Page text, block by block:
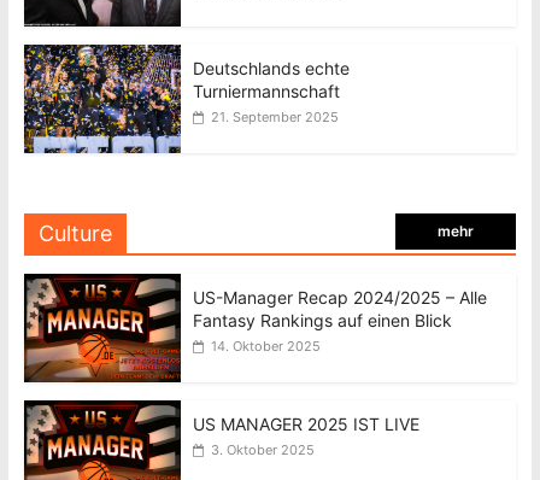
Deutschlands echte
Turniermannschaft
21. September 2025
Culture mehr
US-Manager Recap 2024/2025 – Alle
Fantasy Rankings auf einen Blick
14. Oktober 2025
US MANAGER 2025 IST LIVE
3. Oktober 2025